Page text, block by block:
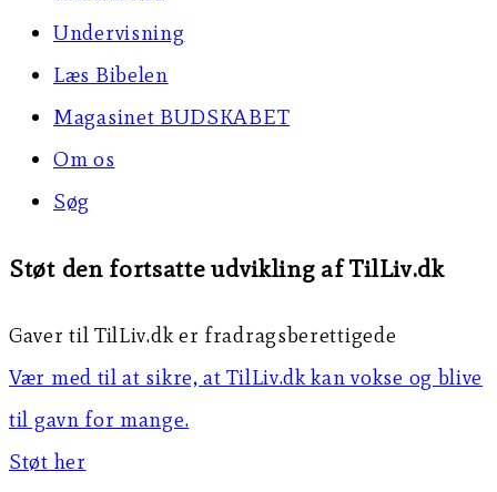
Undervisning
Læs Bibelen
Magasinet BUDSKABET
Om os
Søg
Støt den fortsatte udvikling af TilLiv.dk
Gaver til TilLiv.dk er fradragsberettigede
Vær med til at sikre, at TilLiv.dk kan vokse og blive
til gavn for mange.
Støt her